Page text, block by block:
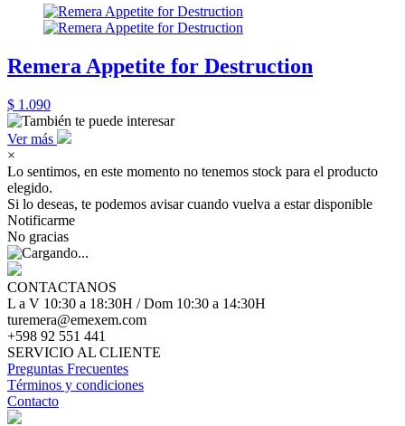
Remera Appetite for Destruction
$ 1.090
Ver más
×
Lo sentimos, en este momento no tenemos stock para el producto
elegido.
Si lo deseas, te podemos avisar cuando vuelva a estar disponible
Notificarme
No gracias
CONTACTANOS
L a V 10:30 a 18:30H / Dom 10:30 a 14:30H
turemera@emexem.com
+598 92 551 441
SERVICIO AL CLIENTE
Preguntas Frecuentes
Términos y condiciones
Contacto